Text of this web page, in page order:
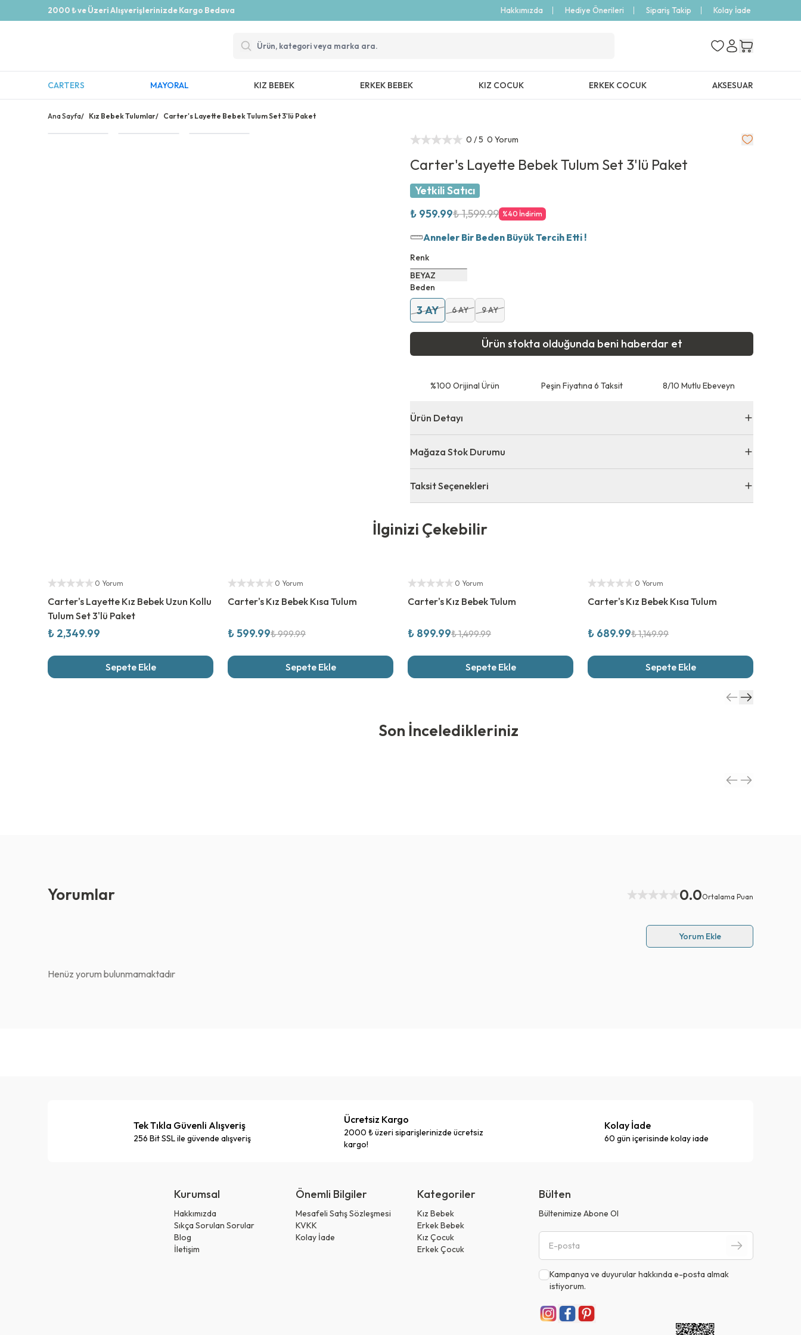
2000 ₺ ve Üzeri Alışverişlerinizde Kargo Bedava Hakkımızda Hediye Önerileri Sipariş Takip Kolay İade
CARTERS MAYORAL KIZ BEBEK ERKEK BEBEK KIZ COCUK ERKEK COCUK AKSESUAR
Ana Sayfa/ Kız Bebek Tulumlar/ Carter's Layette Bebek Tulum Set 3'lü Paket
0 / 5 0 Yorum
Carter's Layette Bebek Tulum Set 3'lü Paket
Yetkili Satıcı
₺ 959.99₺ 1,599.99 %40 İndirim
Anneler Bir Beden Büyük Tercih Etti !
Renk
BEYAZ
Beden
3 AY 6 AY 9 AY
Ürün stokta olduğunda beni haberdar et
⁠%100 Orijinal Ürün Peşin Fiyatına 6 Taksit 8/10 Mutlu Ebeveyn
Ürün Detayı
Mağaza Stok Durumu
Taksit Seçenekleri
İlginizi Çekebilir
0 Yorum
Carter's Layette Kız Bebek Uzun Kollu
Tulum Set 3'lü Paket
₺ 2,349.99
Sepete Ekle
Yetkili Satıcı
0 Yorum
Carter's Kız Bebek Kısa Tulum
₺ 599.99₺ 999.99
Sepete Ekle
Yetkili Satıcı
0 Yorum
Carter's Kız Bebek Tulum
₺ 899.99₺ 1,499.99
Sepete Ekle
Yetkili Satıcı
0 Yorum
Carter's Kız Bebek Kısa Tulum
₺ 689.99₺ 1,149.99
Sepete Ekle
Son İnceledikleriniz
Yorumlar 0.0Ortalama Puan
Yorum Ekle
Henüz yorum bulunmamaktadır
Tek Tıkla Güvenli Alışveriş
256 Bit SSL ile güvende alışveriş
Ücretsiz Kargo
2000 ₺ üzeri siparişlerinizde ücretsiz
kargo!
Kolay İade
60 gün içerisinde kolay iade
Kurumsal
Hakkımızda
Sıkça Sorulan Sorular
Blog
İletişim
Önemli Bilgiler
Mesafeli Satış Sözleşmesi
KVKK
Kolay İade
Kategoriler
Kız Bebek
Erkek Bebek
Kız Çocuk
Erkek Çocuk
Bülten
Bültenimize Abone Ol
Kampanya ve duyurular hakkında e-posta almak
istiyorum.